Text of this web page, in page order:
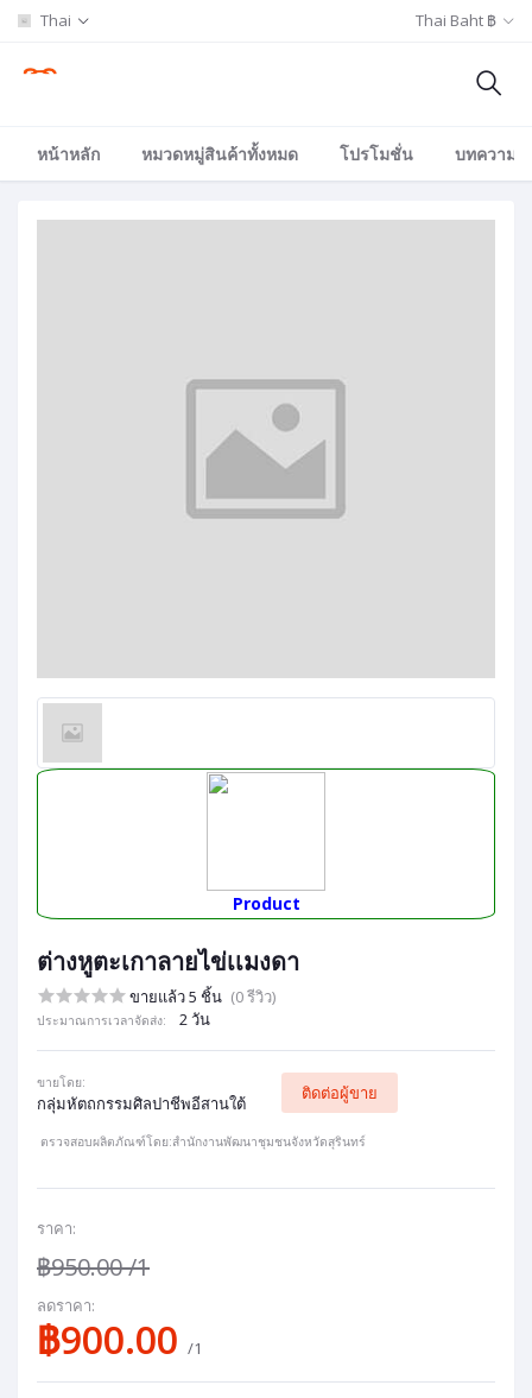
Thai Thai Baht ฿
หน้าหลัก หมวดหมู่สินค้าทั้งหมด โปรโมชั่น บทความ/
Product
ต่างหูตะเกาลายไข่เเมงดา
ขายแล้ว 5 ชิ้น (0 รีวิว)
ประมาณการเวลาจัดส่ง: 2 วัน
ขายโดย:
กลุ่มหัตถกรรมศิลปาชีพอีสานใต้
ติดต่อผู้ขาย
ตรวจสอบผลิตภัณฑ์โดย:สำนักงานพัฒนาชุมชนจังหวัดสุรินทร์
ราคา:
฿950.00/1
ลดราคา:
฿900.00 /1